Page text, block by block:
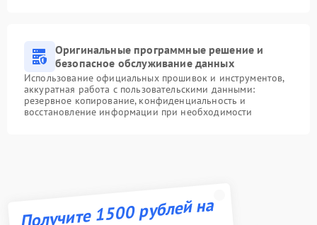
Оригинальные программные решение и
безопасное обслуживание данных
Использование официальных прошивок и инструментов,
аккуратная работа с пользовательскими данными:
резервное копирование, конфиденциальность и
восстановление информации при необходимости
Получите 1500 рублей на